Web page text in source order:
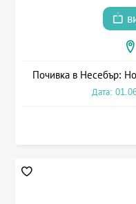
Почивка в Несебър:
Дата: